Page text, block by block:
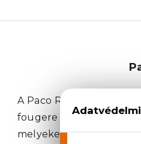
A Paco Rabanne Pour
fougere illatcsaládba
melyeket kiegészít a